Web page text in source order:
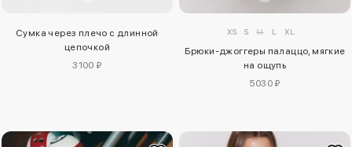
Сумка через плечо с длинной
цепочкой
3100 ₽
XS S M L XL
Брюки-джоггеры палаццо, мягкие
на ощупь
5030 ₽